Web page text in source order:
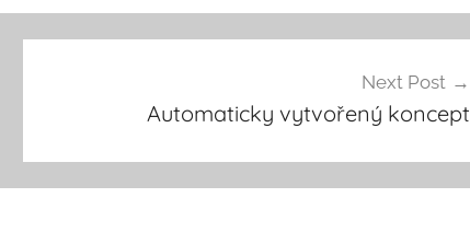
Next Post
Automaticky vytvořený koncept